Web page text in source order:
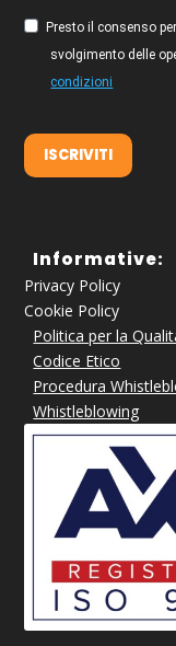
Presto il consenso
svolgimento delle
condizioni
ISCRIVITI
Informative:
Privacy Policy
Cookie Policy
Politica per la
Codice Etico
Procedura
Whistleblowing